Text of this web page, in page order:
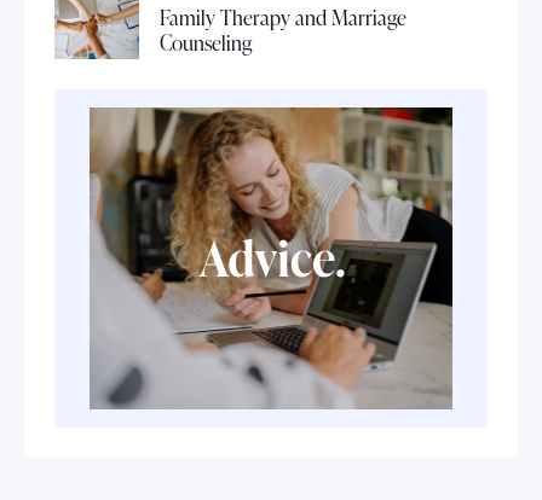
Family Therapy and Marriage
Counseling